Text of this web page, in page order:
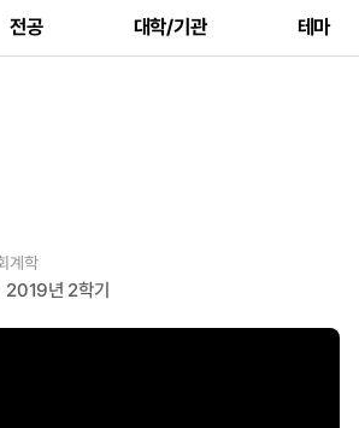
전공 대학/기관 테마
계학
2019년 2학기